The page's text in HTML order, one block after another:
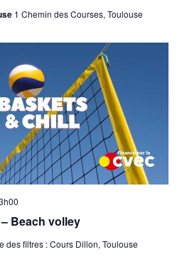
1 Chemin des Courses, Toulouse
Beach volley
des filtres : Cours Dillon, Toulouse